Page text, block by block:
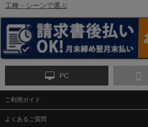
6-矢印板/LED矢印板
9-点字マット・タイ
工種・シーンで選ぶ
PC
ご利用ガイド
よくあるご質問